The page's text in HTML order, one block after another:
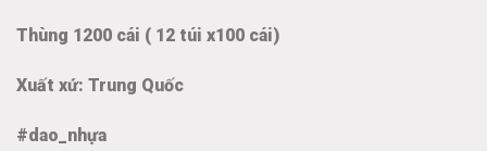
Thùng 1200 cái ( 12 túi x100 cái)
Xuất xứ: Trung Quốc
#dao_nhựa